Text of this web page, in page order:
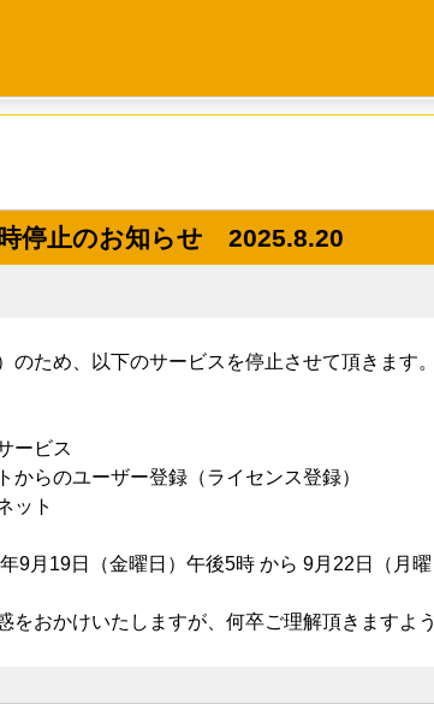
停止のお知らせ 2025.8.20
のため、以下のサービスを停止させて頂きます。
ービス
らのユーザー登録（ライセンス登録）
ット
月19日（金曜日）午後5時 から 9月22日（月曜
をおかけいたしますが、何卒ご理解頂きますよ